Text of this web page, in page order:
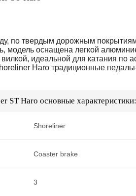
по твердым дорожным
модель оснащена легкой
вилкой, идеальной для катания
Haro традиционные
ST Haro основные характеристики:
Shoreliner
Coaster brake
3